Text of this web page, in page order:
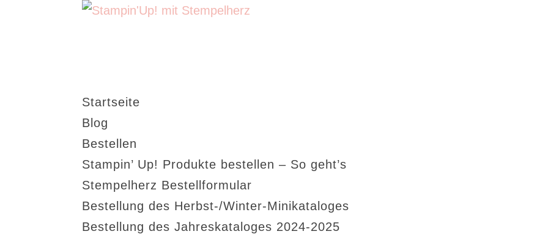
Startseite
Blog
Bestellen
Stampin’ Up! Produkte bestellen – So geht’s
Stempelherz Bestellformular
Bestellung des Herbst-/Winter-Minikataloges
Bestellung des Jahreskataloges 2024-2025